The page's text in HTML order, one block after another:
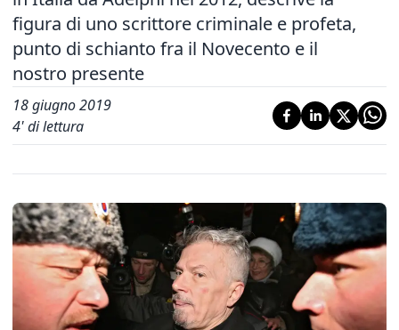
figura di uno scrittore criminale e profeta,
punto di schianto fra il Novecento e il
nostro presente
18 giugno 2019
4' di lettura